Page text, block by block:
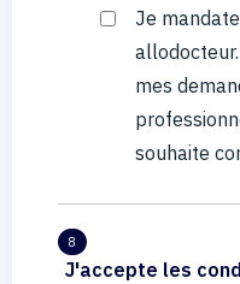
Je
mes
souhaite
8
J'accepte les